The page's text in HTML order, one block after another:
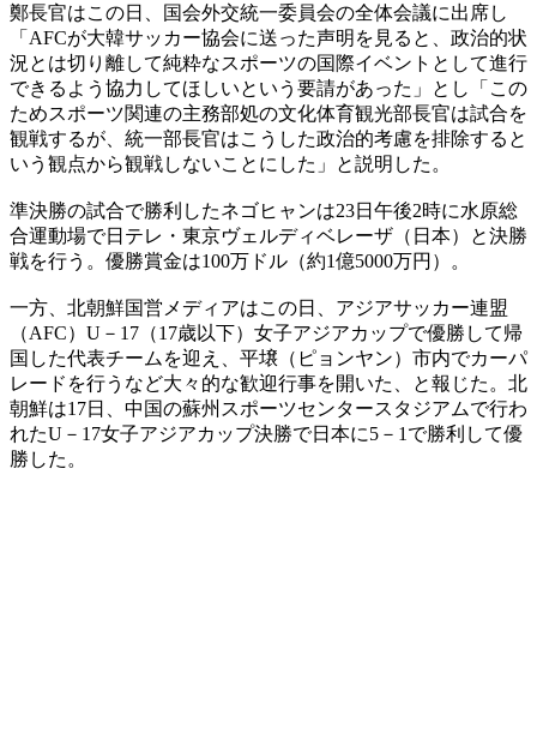
鄭長官はこの日、国会外交統一委員会の全体会議に出席し
「AFCが大韓サッカー協会に送った声明を見ると、政治的状
況とは切り離して純粋なスポーツの国際イベントとして進行
できるよう協力してほしいという要請があった」とし「この
ためスポーツ関連の主務部処の文化体育観光部長官は試合を
観戦するが、統一部長官はこうした政治的考慮を排除すると
いう観点から観戦しないことにした」と説明した。
準決勝の試合で勝利したネゴヒャンは23日午後2時に水原総
合運動場で日テレ・東京ヴェルディベレーザ（日本）と決勝
戦を行う。優勝賞金は100万ドル（約1億5000万円）。
一方、北朝鮮国営メディアはこの日、アジアサッカー連盟
（AFC）U－17（17歳以下）女子アジアカップで優勝して帰
国した代表チームを迎え、平壌（ピョンヤン）市内でカーパ
レードを行うなど大々的な歓迎行事を開いた、と報じた。北
朝鮮は17日、中国の蘇州スポーツセンタースタジアムで行わ
れたU－17女子アジアカップ決勝で日本に5－1で勝利して優
勝した。